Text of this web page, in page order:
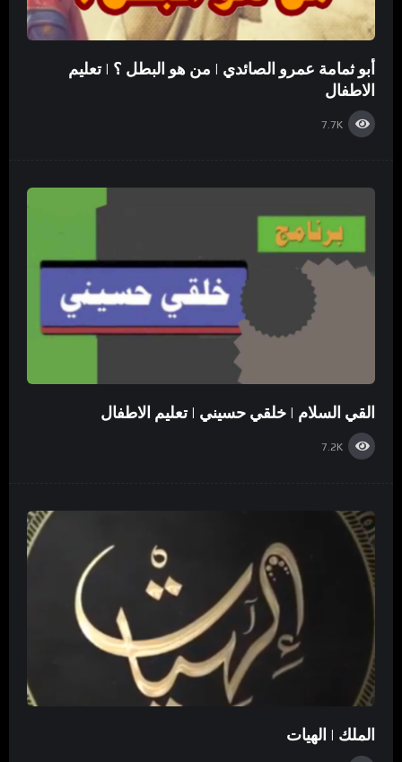
أبو ثمامة عمرو الصائدي | من هو البطل ؟ | تعليم
الاطفال
7.7K
القي السلام | خلقي حسيني | تعليم الاطفال
7.2K
الملك | الهيات